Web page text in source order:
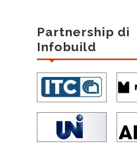
Partnership di
Infobuild